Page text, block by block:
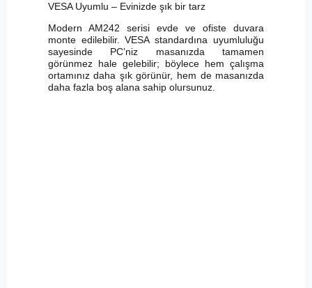
VESA Uyumlu – Evinizde şık bir tarz
Modern AM242 serisi evde ve ofiste duvara
monte edilebilir. VESA standardına uyumluluğu
sayesinde PC’niz masanızda tamamen
görünmez hale gelebilir; böylece hem çalışma
ortamınız daha şık görünür, hem de masanızda
daha fazla boş alana sahip olursunuz.